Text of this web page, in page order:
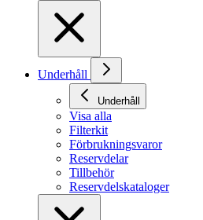
Underhåll
Underhåll
Visa alla
Filterkit
Förbrukningsvaror
Reservdelar
Tillbehör
Reservdelskataloger